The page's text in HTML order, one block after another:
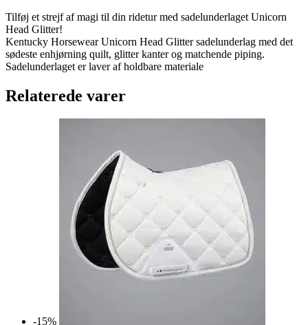
Tilføj et strejf af magi til din ridetur med sadelunderlaget Unicorn
Head Glitter!
Kentucky Horsewear Unicorn Head Glitter sadelunderlag med det
sødeste enhjørning quilt, glitter kanter og matchende piping.
Sadelunderlaget er laver af holdbare materiale
Relaterede varer
-15%